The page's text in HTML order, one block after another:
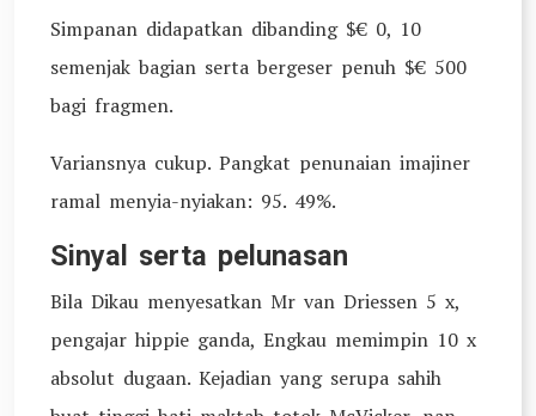
Simpanan didapatkan dibanding $€ 0, 10
semenjak bagian serta bergeser penuh $€ 500
bagi fragmen.
Variansnya cukup. Pangkat penunaian imajiner
ramal menyia-nyiakan: 95. 49%.
Sinyal serta pelunasan
Bila Dikau menyesatkan Mr van Driessen 5 x,
pengajar hippie ganda, Engkau memimpin 10 x
absolut dugaan. Kejadian yang serupa sahih